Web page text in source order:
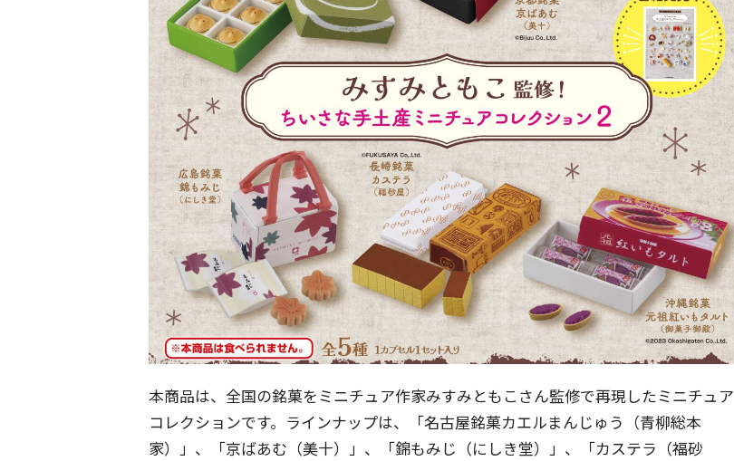
本商品は、全国の銘菓をミニチュア作家みすみともこさん監修で再現したミニチュア
コレクションです。ラインナップは、「名古屋銘菓カエルまんじゅう（青柳総本
家）」、「京ばあむ（美十）」、「錦もみじ（にしき堂）」、「カステラ（福砂